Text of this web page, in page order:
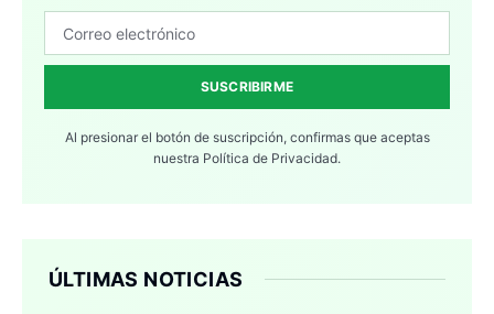
SUSCRIBIRME
Al presionar el botón de suscripción, confirmas que aceptas
nuestra Política de Privacidad.
ÚLTIMAS NOTICIAS